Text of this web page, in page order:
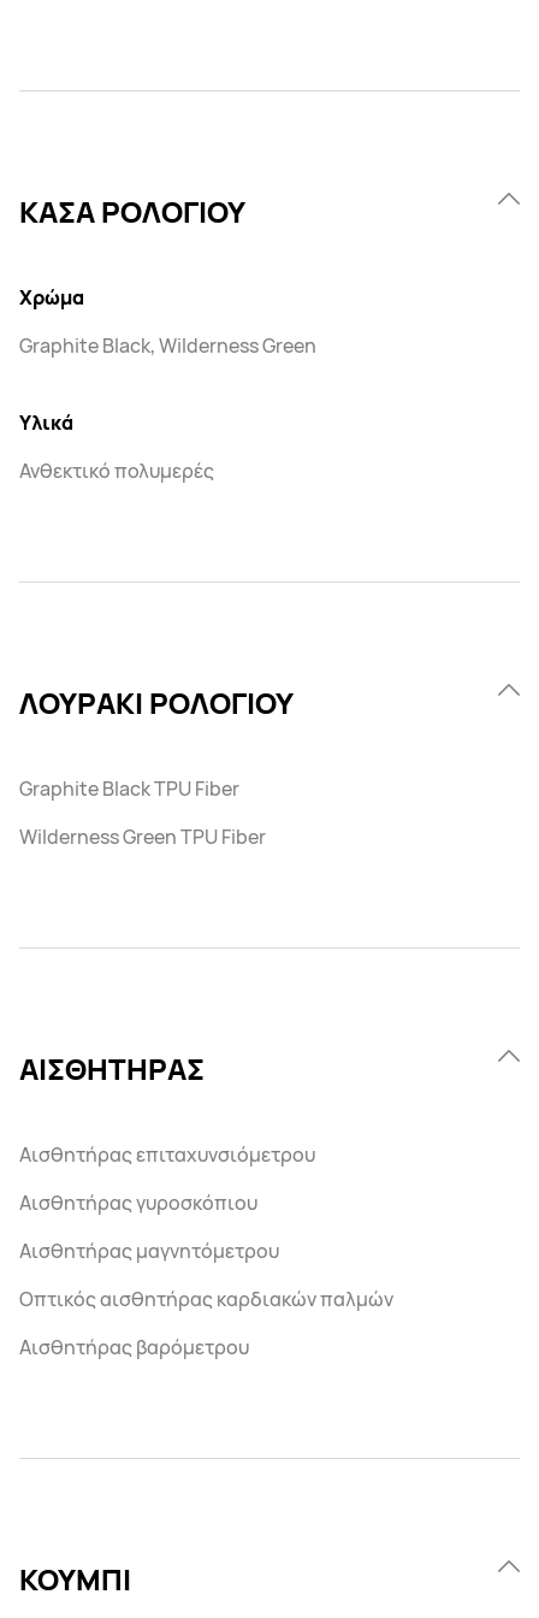
ΚΑΣΑ ΡΟΛΟΓΙΟΥ
Χρώμα
Graphite Black, Wilderness Green
Υλικά
Ανθεκτικό πολυμερές
ΛΟΥΡΑΚΙ ΡΟΛΟΓΙΟΥ
Graphite Black TPU Fiber
Wilderness Green TPU Fiber
ΑΙΣΘΗΤΗΡΑΣ
Αισθητήρας επιταχυνσιόμετρου
Αισθητήρας γυροσκόπιου
Αισθητήρας μαγνητόμετρου
Οπτικός αισθητήρας καρδιακών παλμών
Αισθητήρας βαρόμετρου
ΚΟΥΜΠΙ